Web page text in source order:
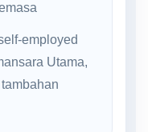
employed
Utama,